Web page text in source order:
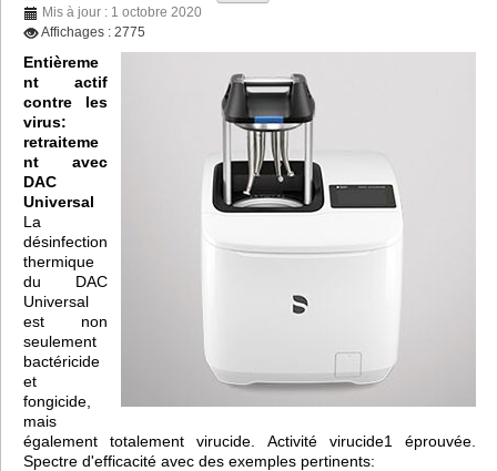
Mis à jour : 1 octobre 2020
Affichages : 2775
Entièreme
nt actif
contre les
virus:
retraiteme
nt avec
DAC
Universal
La
désinfection
thermique
du DAC
Universal
est non
seulement
bactéricide
et
fongicide,
mais
également totalement virucide. Activité virucide1 éprouvée.
Spectre d'efficacité avec des exemples pertinents: